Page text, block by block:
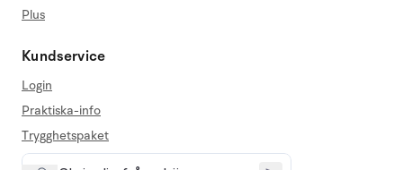
Plus
Kundservice
Login
Praktiska-info
Trygghetspaket